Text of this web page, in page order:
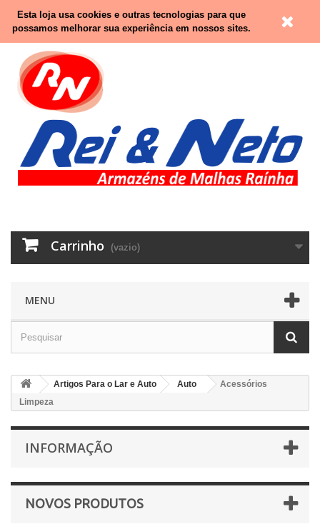
Contacte-nos
Carrinho (vazio)
MENU
Artigos Para o Lar e Auto Auto
Acessórios
Limpeza
INFORMAÇÃO
NOVOS PRODUTOS
Esta loja usa cookies e outras tecnologias para que
possamos melhorar sua experiência em nossos sites.